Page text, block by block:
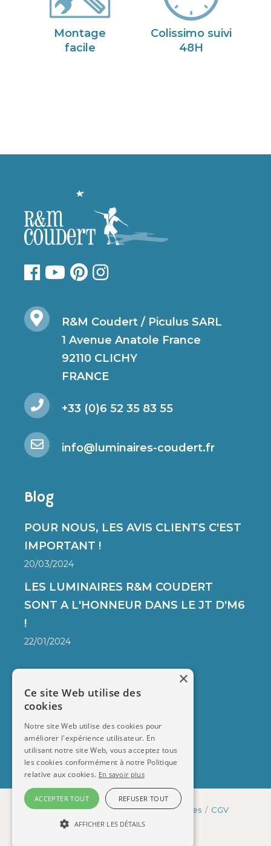
Montage
facile
Colissimo suivi
48H
R&M Coudert / Piculus SARL
1 Avenue Anatole France
92110 CLICHY
FRANCE
+33 (0)6 52 35 83 55
info@luminaires-coudert.fr
Blog
POUR NOUS, LES AVIS CLIENTS C'EST
IMPORTANT !
20/03/2024
LES LUMINAIRES R&M COUDERT
SONT A L'HONNEUR DANS LE JT D'M6
!
22/01/2024
FAQ
LIVRAISON
PAIEMENT SÉCURISÉ
CONTACT
R&M Coudert © 2026/Mentions légales/ CGV
×
Ce site Web utilise des
cookies
Notre site Web utilise des cookies pour
améliorer l'expérience utilisateur. En
utilisant notre site Web, vous acceptez tous
les cookies conformément à notre Politique
relative aux cookies. En savoir plus
ACCEPTER TOUT REFUSER TOUT
AFFICHER LES DÉTAILS